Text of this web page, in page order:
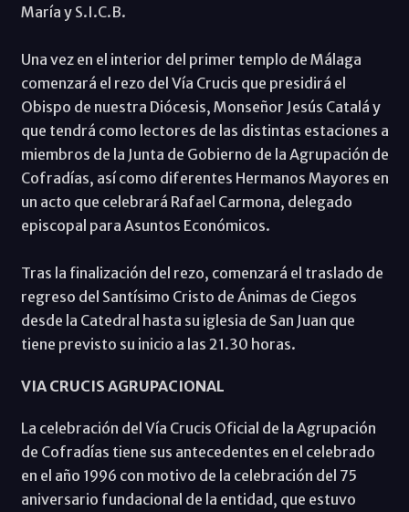
María y S.I.C.B.
Una vez en el interior del primer templo de Málaga
comenzará el rezo del Vía Crucis que presidirá el
Obispo de nuestra Diócesis, Monseñor Jesús Catalá y
que tendrá como lectores de las distintas estaciones a
miembros de la Junta de Gobierno de la Agrupación de
Cofradías, así como diferentes Hermanos Mayores en
un acto que celebrará Rafael Carmona, delegado
episcopal para Asuntos Económicos.
Tras la finalización del rezo, comenzará el traslado de
regreso del Santísimo Cristo de Ánimas de Ciegos
desde la Catedral hasta su iglesia de San Juan que
tiene previsto su inicio a las 21.30 horas.
VIA CRUCIS AGRUPACIONAL
La celebración del Vía Crucis Oficial de la Agrupación
de Cofradías tiene sus antecedentes en el celebrado
en el año 1996 con motivo de la celebración del 75
aniversario fundacional de la entidad, que estuvo